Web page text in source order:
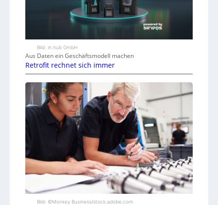
Bild: in.hub GmbH
Aus Daten ein Geschäftsmodell machen
Retrofit rechnet sich immer
Bild: ©Monkey Business/stock.adobe.com